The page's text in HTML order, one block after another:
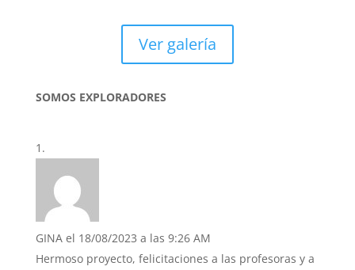
Ver galería
SOMOS EXPLORADORES
GINA el 18/08/2023 a las 9:26 AM
Hermoso proyecto, felicitaciones a las profesoras y a